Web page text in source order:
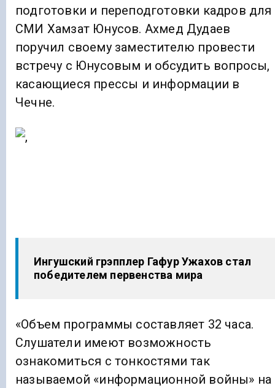
подготовки и переподготовки кадров для
СМИ Хамзат Юнусов. Ахмед Дудаев
поручил своему заместителю провести
встречу с Юнусовым и обсудить вопросы,
касающиеся прессы и информации в
Чечне.
Ингушский грэпплер Гафур Ужахов стал
победителем первенства мира
«Объем программы составляет 32 часа.
Слушатели имеют возможность
ознакомиться с тонкостями так
называемой «информационной войны» на